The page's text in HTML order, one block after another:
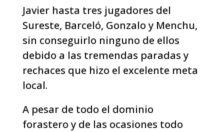
Javier hasta tres jugadores del
Sureste, Barceló, Gonzalo y Menchu,
sin conseguirlo ninguno de ellos
debido a las tremendas paradas y
rechaces que hizo el excelente meta
local.
A pesar de todo el dominio
forastero y de las ocasiones todo